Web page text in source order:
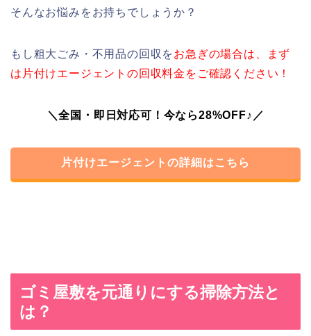
そんなお悩みをお持ちでしょうか？
もし粗大ごみ・不用品の回収をお急ぎの場合は、まず
は片付けエージェントの回収料金をご確認ください！
＼全国・即日対応可！今なら28%OFF♪／
片付けエージェントの詳細はこちら
ゴミ屋敷を元通りにする掃除方法と
は？